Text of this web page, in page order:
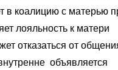
в коалицию с матерью
лояльность к матери
отказаться от
объявляется